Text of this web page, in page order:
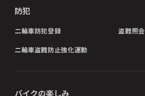
防犯
二輪車防犯登録 盗難照会
二輪車盗難防止強化運動
バイクの楽しみ